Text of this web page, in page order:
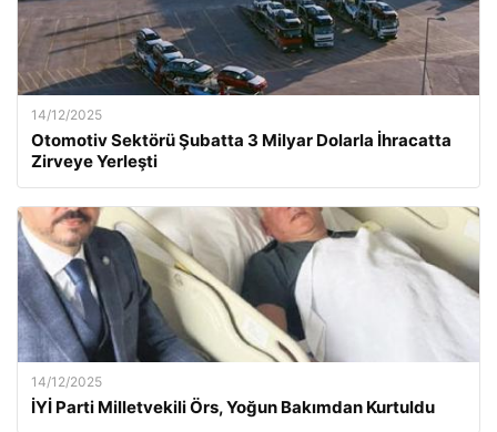
14/12/2025
Otomotiv Sektörü Şubatta 3 Milyar Dolarla İhracatta
Zirveye Yerleşti
14/12/2025
İYİ Parti Milletvekili Örs, Yoğun Bakımdan Kurtuldu